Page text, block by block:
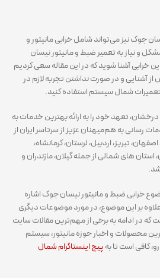
جوک نیز می‌تواند شامل خرابی مانیتور و
و نیاز به تعمیر ضبط و مانیتور نیسان
خرابی آشنا شوید که در این مقاله سعی کردیم
از آشنایی و در صورت نداشتن تجربه لازم در
تعمیرات شمال سیستم استفاده کنید.
سال سابقه درخشان، تعهد خود را به ارائه بهترین خدمات به
رسانی به هم‌میهنان عزیز از سرتاسر ایران از
تبریز، اردبیل، لرستان، کرمانشاه،
استان های شمالی از جمله گیلان، مازندران و
خرابی ضبط و مانیتور نیسان جوک اشاره
بر این موضوع، در مورد موضوعات دیگری
که در ادامه به برخی از مهم‌ترین مقالات سایت
محصولات و اخبار حوزه مانیتور، سیستم
کافی است تا بهپیج اینستاگرام شمال